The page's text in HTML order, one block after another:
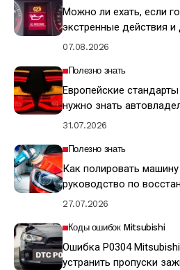
Можно ли ехать, если
экстренные действия и
07.08.2026
Полезно знать
Европейские
нужно знать
31.07.2026
Полезно знать
Как полировать
руководство по
27.07.2026
Коды ошибок Mitsubishi
Ошибка P0304
устранить пропуски